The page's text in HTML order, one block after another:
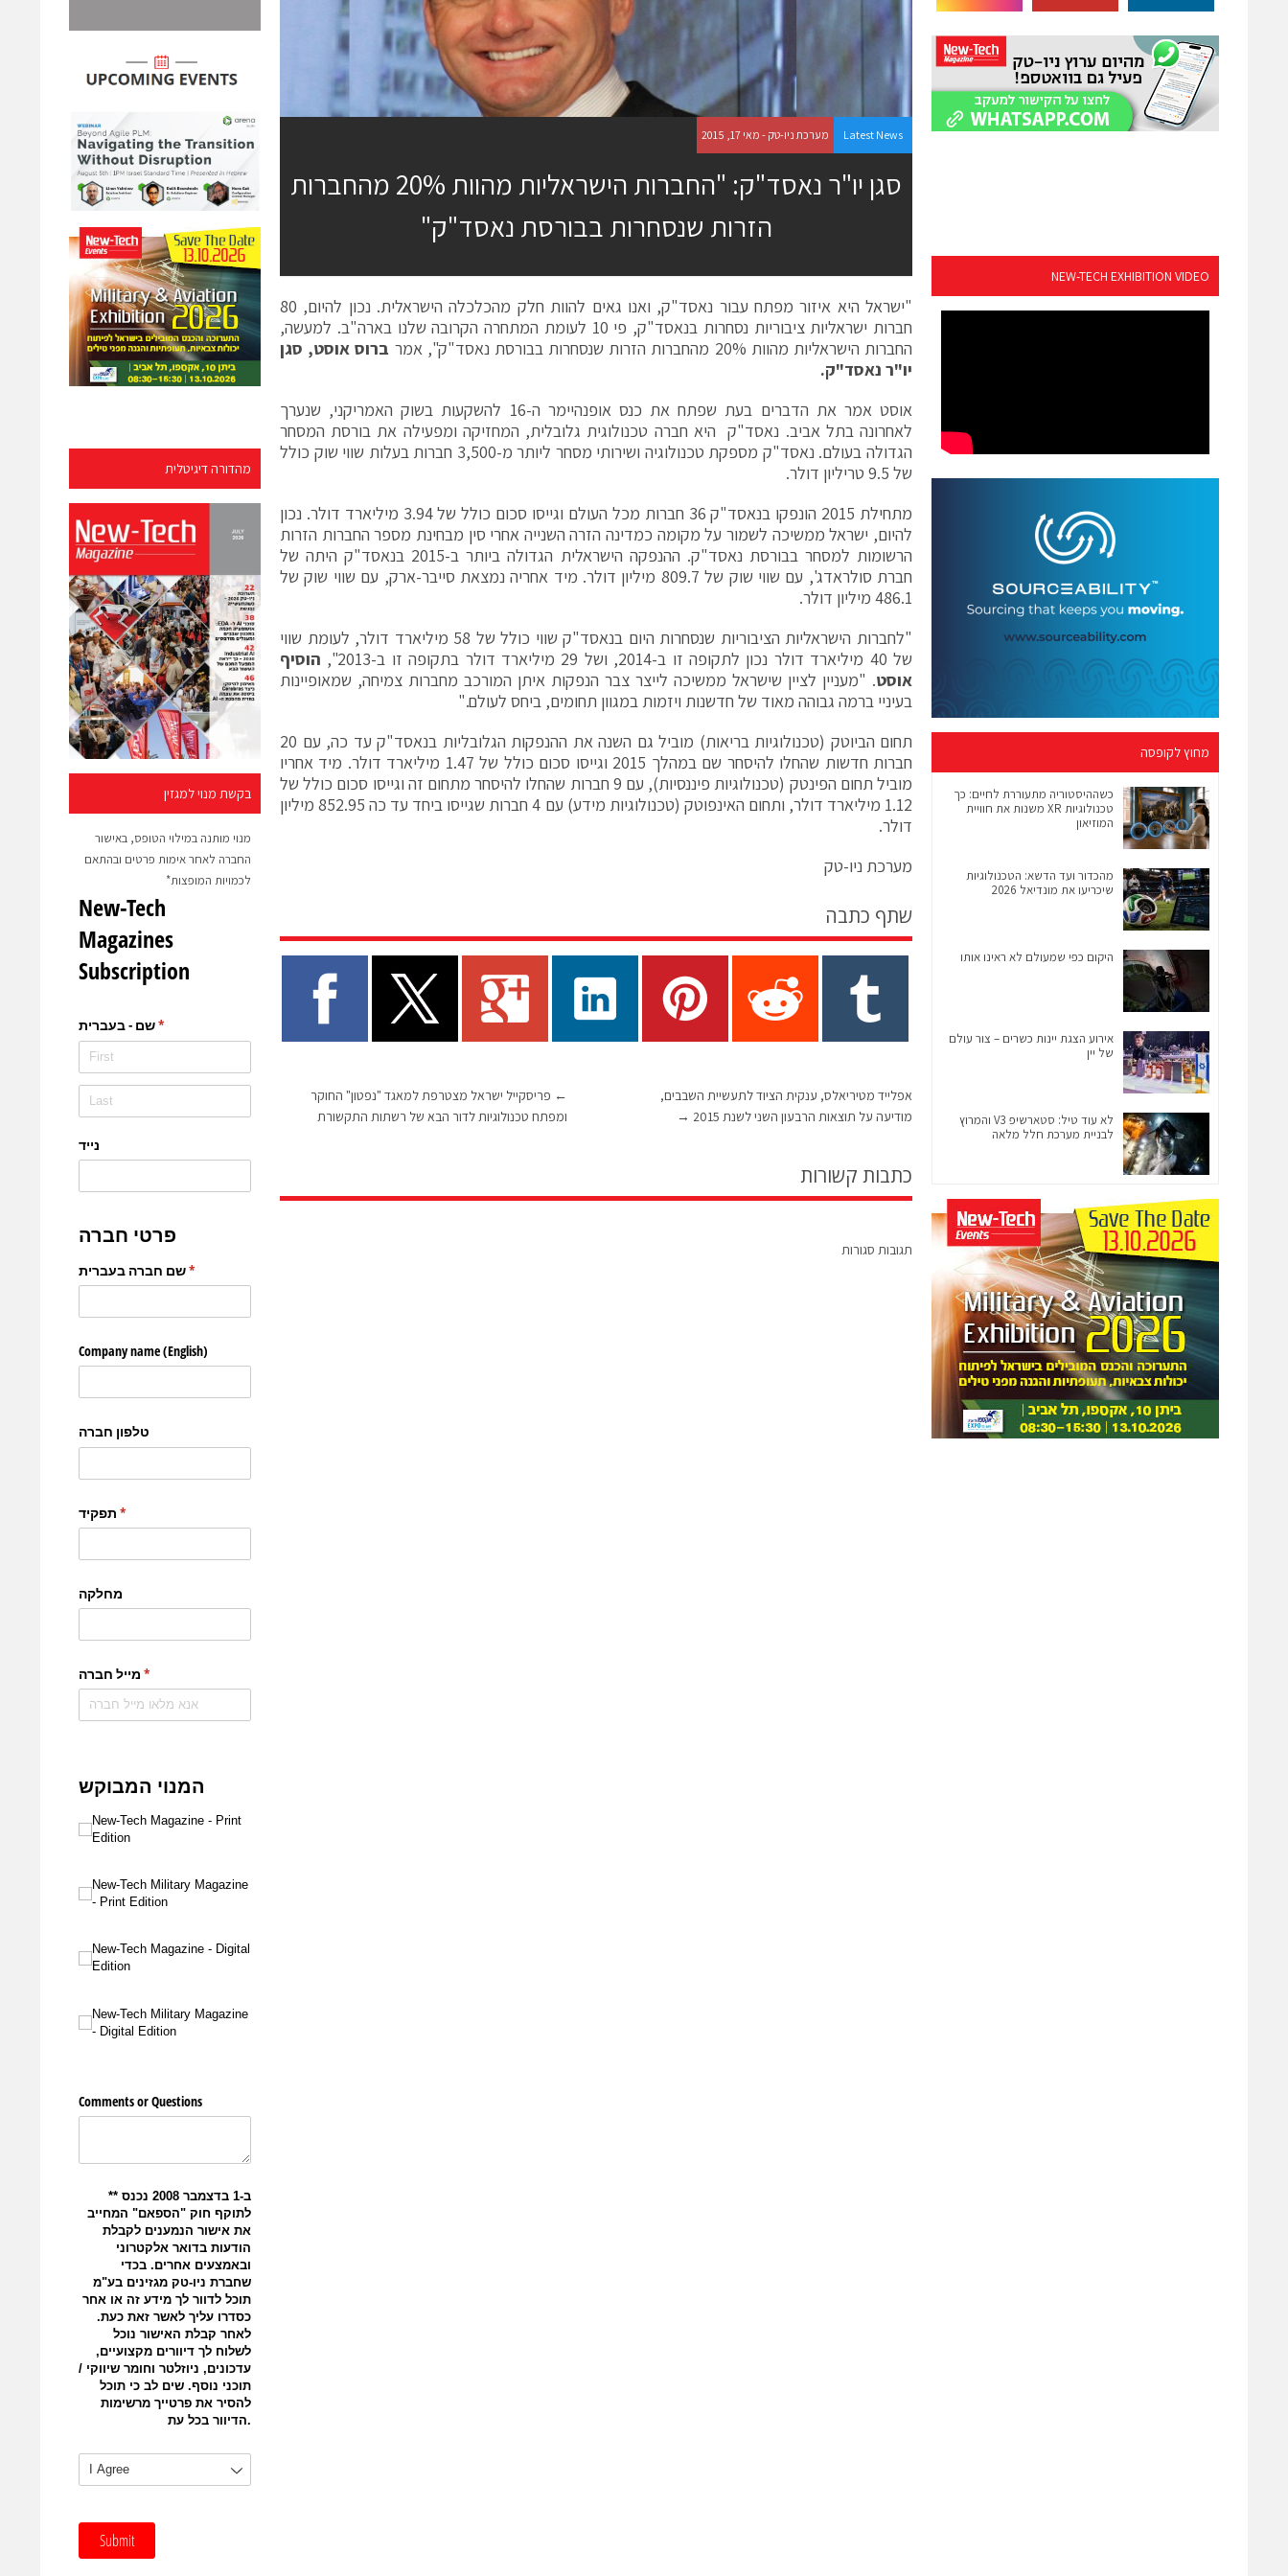
מהדורה דיגיטלית
בקשת מנוי למגזין
מנוי מותנה במילוי הטופס, באישור
החברה לאחר אימות פרטים ובהתאם
לכמויות המופצות*
Latest News מערכת ניו-טק - מאי 17, 2015
סגן יו"ר נאסד"ק: "החברות הישראליות מהוות 20% מהחברות
הזרות שנסחרות בבורסת נאסד"ק"
"ישראל היא איזור מפתח עבור נאסד"ק, ואנו גאים להוות חלק מהכלכלה הישראלית. נכון להיום, 80
חברות ישראליות ציבוריות נסחרות בנאסד"ק, פי 10 לעומת המתחרה הקרובה שלנו בארה"ב. למעשה,
החברות הישראליות מהוות 20% מהחברות הזרות שנסחרות בבורסת נאסד"ק", אמר
ברוס אוסט, סגן
יו"ר נאסד"ק.
אוסט אמר את הדברים בעת שפתח את כנס אופנהיימר ה-16 להשקעות בשוק האמריקני, שנערך
לאחרונה בתל אביב. נאסד"ק היא חברה טכנולוגית גלובלית, המחזיקה ומפעילה את בורסת המסחר
הגדולה בעולם. נאסד"ק מספקת טכנולוגיה ושירותי מסחר ליותר מ-3,500 חברות בעלות שווי שוק כולל
של 9.5 טריליון דולר.
מתחילת 2015 הונפקו בנאסד"ק 36 חברות מכל העולם וגייסו סכום כולל של 3.94 מיליארד דולר. נכון
להיום, ישראל ממשיכה לשמור על מקומה כמדינה הזרה השנייה אחרי סין מבחינת מספר החברות הזרות
הרשומות למסחר בבורסת נאסד"ק. ההנפקה הישראלית הגדולה ביותר ב-2015 בנאסד"ק היתה של
חברת סולראדג', עם שווי שוק של 809.7 מיליון דולר. מיד אחריה נמצאת סייבר-ארק, עם שווי שוק של
486.1 מיליון דולר.
"לחברות הישראליות הציבוריות שנסחרות היום בנאסד"ק שווי כולל של 58 מיליארד דולר, לעומת שווי
של 40 מיליארד דולר נכון לתקופה זו ב-2014, ושל 29 מיליארד דולר בתקופה זו ב-2013",
הוסיף
אוסט. "מעניין לציין שישראל ממשיכה לייצר צבר הנפקות איתן המורכב מחברות צמיחה, שמאופיינות
בעיניי ברמה גבוהה מאוד של חדשנות ויזמות במגוון תחומים, ביחס לעולם."
תחום הביוטק (טכנולוגיות בריאות) מוביל גם השנה את ההנפקות הגלובליות בנאסד"ק עד כה, עם 20
חברות חדשות שהחלו להיסחר שם במהלך 2015 וגייסו סכום כולל של 1.47 מיליארד דולר. מיד אחריו
מוביל תחום הפינטק (טכנולוגיות פיננסיות), עם 9 חברות שהחלו להיסחר מתחום זה וגייסו סכום כולל של
1.12 מיליארד דולר, ותחום האינפוטק (טכנולוגיות מידע) עם 4 חברות שגייסו ביחד עד כה 852.95 מיליון
דולר.
מערכת ניו-טק
שתף כתבה
← פריסקייל ישראל מצטרפת למאגד "נפטון" החוקר
ומפתח טכנולוגיות לדור הבא של רשתות התקשורת
אפלייד מטיריאלס, ענקית הציוד לתעשיית השבבים,
מודיעה על תוצאות הרבעון השני לשנת 2015
→
כתבות קשורות
תגובות סגורות
NEW-TECH EXHIBITION VIDEO
מחוץ לקופסה
כשההיסטוריה מתעוררת לחיים: כך
טכנולוגיות XR משנות את חוויית
המוזיאון
מהכדור ועד הדשא: הטכנולוגיות
שיכריעו את מונדיאל 2026
היקום כפי שמעולם לא ראינו אותו
אירוע הצגת יינות כשרים – צור עולם
של יין
לא עוד טיל: סטארשיפ V3 והמרוץ
לבניית מערכת חלל מלאה